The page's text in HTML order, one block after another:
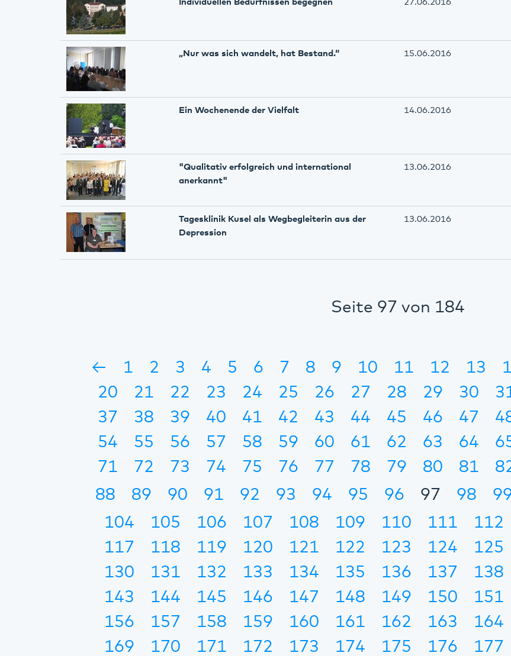
Individuellen Bedürfnissen begegnen 27.06.2016
„Nur was sich wandelt, hat Bestand.“ 15.06.2016
Ein Wochenende der Vielfalt 14.06.2016
"Qualitativ erfolgreich und international
anerkannt"
13.06.2016
Tagesklinik Kusel als Wegbegleiterin aus der
Depression
13.06.2016
Seite 97 von 184
← 1 2 3 4 5 6 7 8 9 10 11 12 13
20
21 22 23 24 25 26 27 28 29 30
37
38 39 40 41 42 43 44 45 46 47
54
55 56 57 58 59 60 61 62 63 64
71
72 73 74 75 76 77 78 79 80 81
88
89 90 91 92 93 94 95 96 97 98
104
105 106 107 108 109 110 111 112
117
118 119 120 121 122 123 124 125
130
131 132 133 134 135 136 137 138
143
144 145 146 147 148 149 150 151
156
157 158 159 160 161 162 163 164
169
170 171 172 173 174 175 176 177